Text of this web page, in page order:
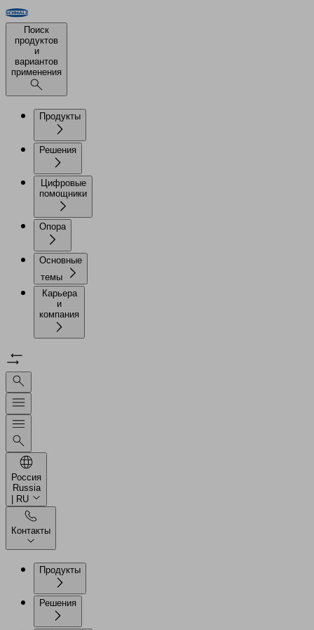
Поиск
продуктов
и
вариантов
применения
Продукты
Решения
Цифровые
помощники
Опора
Основные
темы
Карьера
и
компания
Россия
Russia
| RU
Контакты
Продукты
Решения